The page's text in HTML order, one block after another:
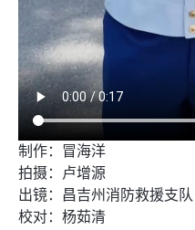
制作：冒海洋
拍摄：卢增源
出镜：昌吉州消防救援支
校对：杨茹清